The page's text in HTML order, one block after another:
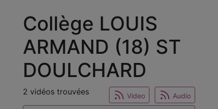
Collège LOUIS
ARMAND (18) ST
DOULCHARD
Video Audio
2 vidéos trouvées